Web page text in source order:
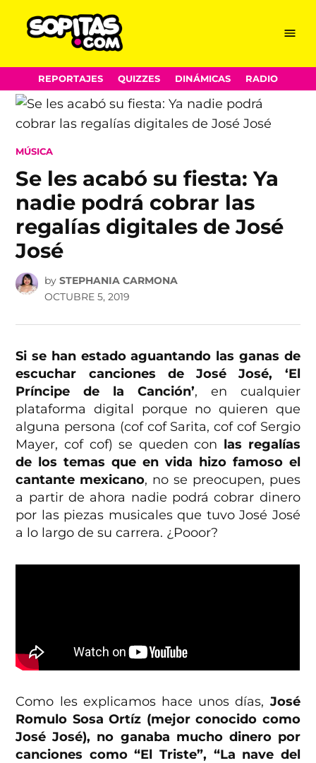
Skip
to
content
Menu
REPORTAJES QUIZZES DINÁMICAS RADIO
POSTED
MÚSICA
Se les acabó su fiesta: Ya
nadie podrá cobrar las
regalías digitales de José
José
by STEPHANIA CARMONA
OCTUBRE 5, 2019
Si se han estado aguantando las ganas de
escuchar canciones de José José, ‘El
Príncipe de la Canción’, en cualquier
plataforma digital porque no quieren que
alguna persona (cof cof Sarita, cof cof Sergio
Mayer, cof cof) se queden con las regalías
de los temas que en vida hizo famoso el
cantante mexicano, no se preocupen, pues
a partir de ahora nadie podrá cobrar dinero
por las piezas musicales que tuvo José José
a lo largo de su carrera. ¿Pooor?
Como les explicamos hace unos días, José
Romulo Sosa Ortíz (mejor conocido como
José José), no ganaba mucho dinero por
canciones como “El Triste”, “La nave del